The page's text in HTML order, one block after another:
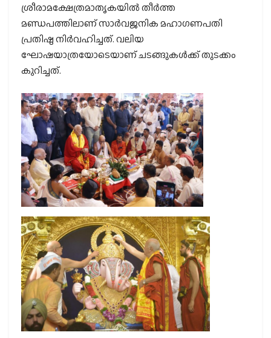
ശ്രീരാമക്ഷേത്രമാതൃകയിൽ തീർത്ത
മണ്ഡപത്തിലാണ് സാർവജനിക മഹാഗണപതി
പ്രതിഷ്ഠ നിർവഹിച്ചത്. വലിയ
ഘോഷയാത്രയോടെയാണ് ചടങ്ങുകൾക്ക് തുടക്കം
കുറിച്ചത്.